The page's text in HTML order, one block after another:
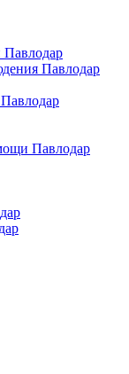
Павлодар
Павлодар
Павлодар